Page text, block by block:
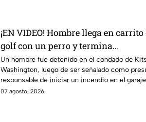
¡EN VIDEO! Hombre llega en carrito
golf con un perro y termina
DESATANDO inc3ndio en una casa
Un hombre fue detenido en el condado de
Washington, luego de ser señalado como
responsable de iniciar un incendio en el
una vivienda.
07 agosto, 2026